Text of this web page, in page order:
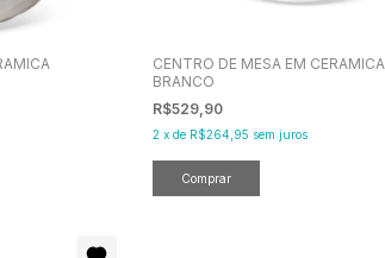
CENTRO DE MESA EM CERAMICA
BRANCO
R$529,90
2 x de R$264,95 sem juros